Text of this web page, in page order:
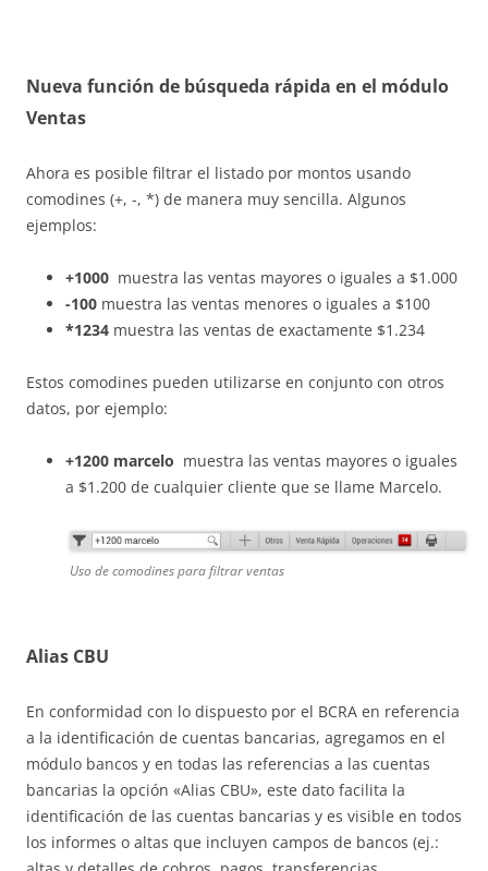
Nueva función de búsqueda rápida en el módulo
Ventas
Ahora es posible filtrar el listado por montos usando
comodines (+, -, *) de manera muy sencilla. Algunos
ejemplos:
+1000 muestra las ventas mayores o iguales a $1.000
-100 muestra las ventas menores o iguales a $100
*1234 muestra las ventas de exactamente $1.234
Estos comodines pueden utilizarse en conjunto con otros
datos, por ejemplo:
+1200 marcelo muestra las ventas mayores o iguales
a $1.200 de cualquier cliente que se llame Marcelo.
Uso de comodines para filtrar ventas
Alias CBU
En conformidad con lo dispuesto por el BCRA en referencia
a la identificación de cuentas bancarias, agregamos en el
módulo bancos y en todas las referencias a las cuentas
bancarias la opción «Alias CBU», este dato facilita la
identificación de las cuentas bancarias y es visible en todos
los informes o altas que incluyen campos de bancos (ej.: